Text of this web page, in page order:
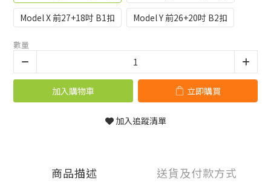
Model X 前27+18吋 B1扣
Model Y 前26+20吋 B2扣
數量
加入購物車 立即購買
加入追蹤清單
商品描述 送貨及付款方式